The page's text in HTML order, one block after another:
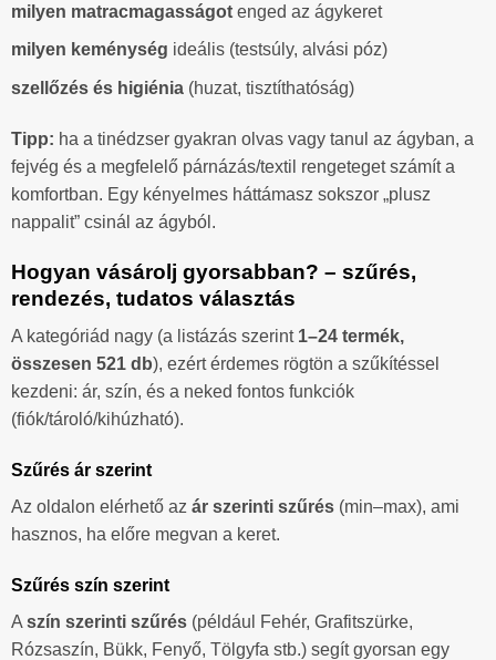
milyen matracmagasságot enged az ágykeret
milyen keménység ideális (testsúly, alvási póz)
szellőzés és higiénia (huzat, tisztíthatóság)
Tipp: ha a tinédzser gyakran olvas vagy tanul az ágyban, a
fejvég és a megfelelő párnázás/textil rengeteget számít a
komfortban. Egy kényelmes háttámasz sokszor „plusz
nappalit” csinál az ágyból.
Hogyan vásárolj gyorsabban? – szűrés,
rendezés, tudatos választás
A kategóriád nagy (a listázás szerint 1–24 termék,
összesen 521 db), ezért érdemes rögtön a szűkítéssel
kezdeni: ár, szín, és a neked fontos funkciók
(fiók/tároló/kihúzható).
Szűrés ár szerint
Az oldalon elérhető az ár szerinti szűrés (min–max), ami
hasznos, ha előre megvan a keret.
Szűrés szín szerint
A szín szerinti szűrés (például Fehér, Grafitszürke,
Rózsaszín, Bükk, Fenyő, Tölgyfa stb.) segít gyorsan egy